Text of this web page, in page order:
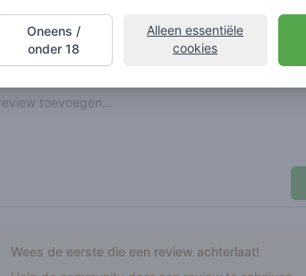
reviews
Je naam hier
review
Wees de eerste die een review achterlaat!
Alleen essentiële
cookies
Oneens /
onder 18